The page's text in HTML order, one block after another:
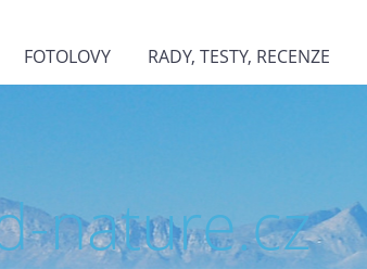
FOTOLOVY RADY, TESTY, RECENZE
nature.cz